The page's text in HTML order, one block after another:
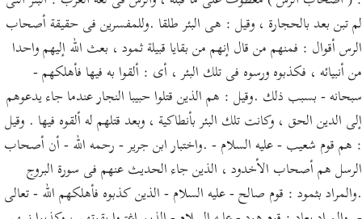
لم تبن بعد بالحجارة ، وقيل : هى البئر طلقا .وللمفسرين فى حقيقة أصحاب
الرس أقوال : فمنهم من قال إنهم من بقايا قبيلة ثمود ، بعث الله إليهم واحدا
من أنبيائه ، فكذبوه ورسوه فى تلك البئر ، أى : ألقوا به فيها فأهلكهم -
سبحانه - بسبب ذلك .وقيل : هم الذين قتلوا حبيبا النجار عندما جاء يدعوهم
إلى الدين الحق ، وكانت تلك البئر بأنطاكية ، وبعد قتلهم له ألقوه فيها . وقيل
: هم قوم شعيب - عليه السلام - .واختبار ابن جرير - رحمه الله - أن أصحاب
الرسل هم أصحاب الأخدود ، الذين جاء الحديث عنهم فى سورة البروج
.والمراد بثمود : قوم صالح - عليه السلام - الذين كذبوه فأهلكهم الله - تعالى